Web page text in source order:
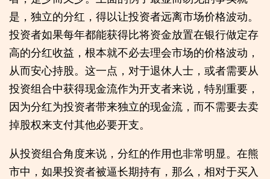
是，独立的分红，得以让投资者远离市场价格波动。
投资者如果每年都能获得比将资金放置在银行做定存
高的分红收益，根本就不必去理会市场的价格波动，
从而安心持股。这一点，对于退休人士，或者需要从
投资组合中获得现金流作为开支者来说，特别重要，
因为分红为投资者带来独立的现金流，而不需要去卖
掉股权来支付其他必要开支。
从投资组合角度来说，分红的作用也非常明显。在熊
市中，如果投资者被逼长期持有，那么，相对于买入